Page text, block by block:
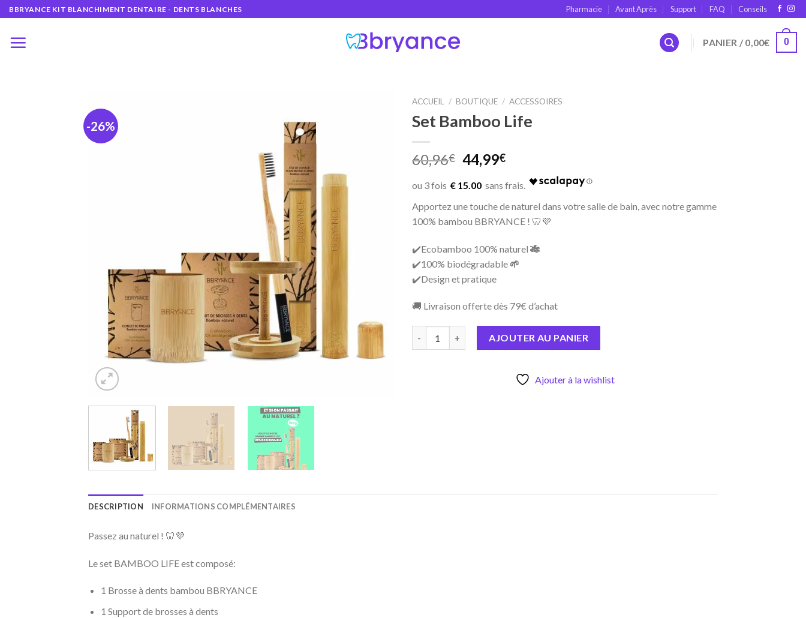
Skip
to
content
BBRYANCE KIT BLANCHIMENT DENTAIRE - DENTS BLANCHES Pharmacie Avant Après Support FAQ Conseils
PANIER / 0,00€ 0
-26%
ACCUEIL / BOUTIQUE / ACCESSOIRES
Set Bamboo Life
60,96€ Original
price
was:
60,96€.
44,99€Current
is:
44,99€.
€ 15.00
Apportez une touche de naturel dans votre salle de bain, avec notre gamme
100% bambou BBRYANCE ! 🦷💜
✔️Ecobamboo 100% naturel 🎋
✔️100% biodégradable 🌱
✔️Design et pratique
🚚 Livraison offerte dès 79€ d’achat
AJOUTER AU PANIER
Ajouter à la wishlist
DESCRIPTION INFORMATIONS COMPLÉMENTAIRES
Passez au naturel ! 🦷💜
Le set BAMBOO LIFE est composé:
1 Brosse à dents bambou BBRYANCE
1 Support de brosses à dents